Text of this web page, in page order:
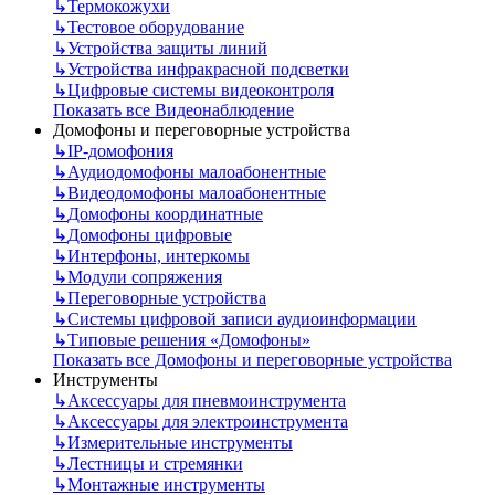
↳Термокожухи
↳Тестовое оборудование
↳Устройства защиты линий
↳Устройства инфракрасной подсветки
↳Цифровые системы видеоконтроля
Показать все Видеонаблюдение
Домофоны и переговорные устройства
↳IP-домофония
↳Аудиодомофоны малоабонентные
↳Видеодомофоны малоабонентные
↳Домофоны координатные
↳Домофоны цифровые
↳Интерфоны, интеркомы
↳Модули сопряжения
↳Переговорные устройства
↳Системы цифровой записи аудиоинформации
↳Типовые решения «Домофоны»
Показать все Домофоны и переговорные устройства
Инструменты
↳Аксессуары для пневмоинструмента
↳Аксессуары для электроинструмента
↳Измерительные инструменты
↳Лестницы и стремянки
↳Монтажные инструменты